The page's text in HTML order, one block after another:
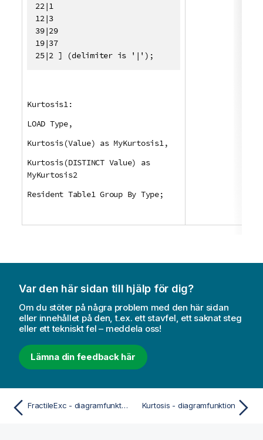
22|1
12|3
39|29
19|37
25|2 ] (delimiter is '|');
Kurtosis1:
LOAD Type,
Kurtosis(Value) as MyKurtosis1,
Kurtosis(DISTINCT Value) as
MyKurtosis2
Resident Table1 Group By Type;
Var den här sidan till hjälp för dig?
Om du stöter på några problem med den här sidan
eller innehållet på den, t.ex. ett stavfel, ett saknat steg
eller ett tekniskt fel – meddela oss!
Lämna din feedback här
FractileExc - diagramfunktion Kurtosis - diagramfunktion